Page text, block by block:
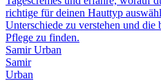
richtige für deinen Hauttyp
Unterschiede zu verstehen und
Pflege zu finden.
Samir Urban
Samir
Urban